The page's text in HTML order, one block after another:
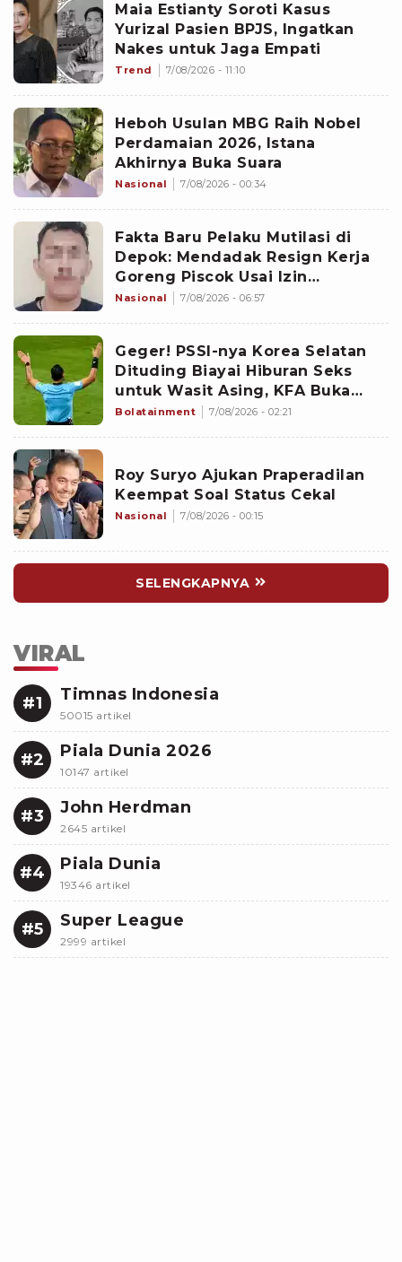
Maia Estianty Soroti Kasus
Yurizal Pasien BPJS, Ingatkan
Nakes untuk Jaga Empati
Trend 7/08/2026 - 11:10
Heboh Usulan MBG Raih Nobel
Perdamaian 2026, Istana
Akhirnya Buka Suara
Nasional 7/08/2026 - 00:34
Fakta Baru Pelaku Mutilasi di
Depok: Mendadak Resign Kerja
Goreng Piscok Usai Izin
Interview di Mal
Nasional 7/08/2026 - 06:57
Geger! PSSI-nya Korea Selatan
Dituding Biayai Hiburan Seks
untuk Wasit Asing, KFA Buka
Suara
Bolatainment 7/08/2026 - 02:21
Roy Suryo Ajukan Praperadilan
Keempat Soal Status Cekal
Nasional 7/08/2026 - 00:15
SELENGKAPNYA
VIRAL
#1 Timnas Indonesia
50015 artikel
#2 Piala Dunia 2026
10147 artikel
#3 John Herdman
2645 artikel
#4 Piala Dunia
19346 artikel
#5 Super League
2999 artikel